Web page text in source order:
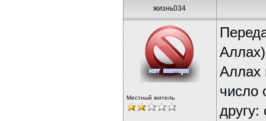
жизнь034
Местный житель
Аллах
число
другу: